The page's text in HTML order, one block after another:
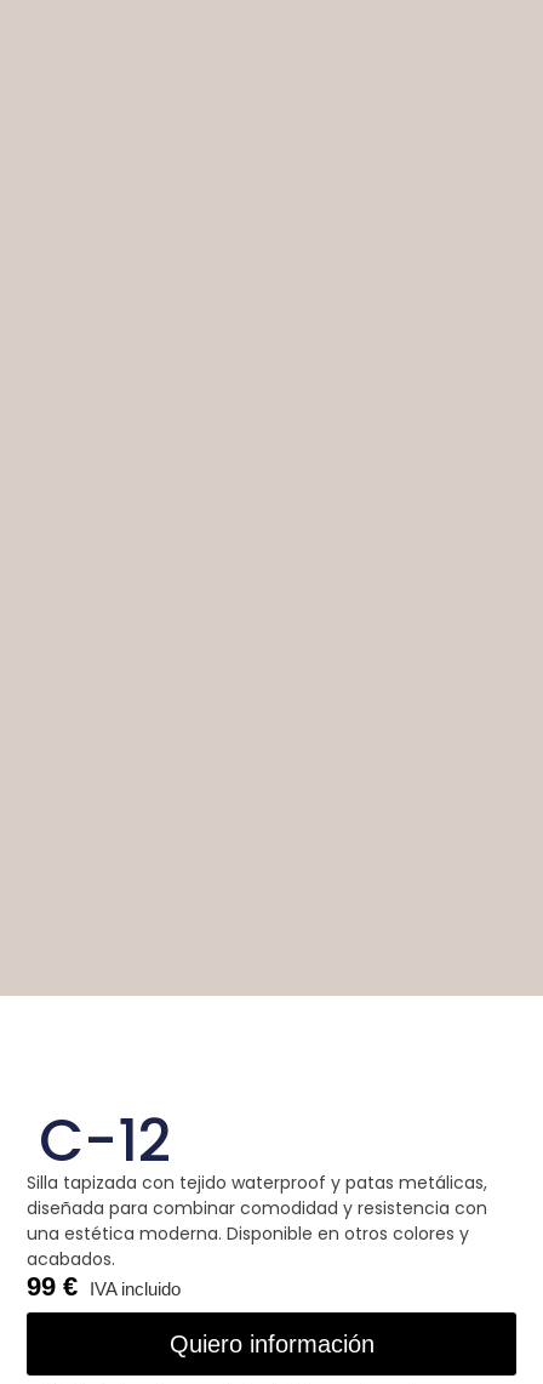
C-12
Silla tapizada con tejido waterproof y patas metálicas,
diseñada para combinar comodidad y resistencia con
una estética moderna. Disponible en otros colores y
acabados.
99
Quiero información